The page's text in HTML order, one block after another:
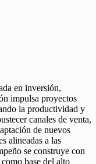
en inversión,
impulsa proyectos
la productividad y
canales de venta,
de nuevos
alineadas a las
se construye con
base del alto